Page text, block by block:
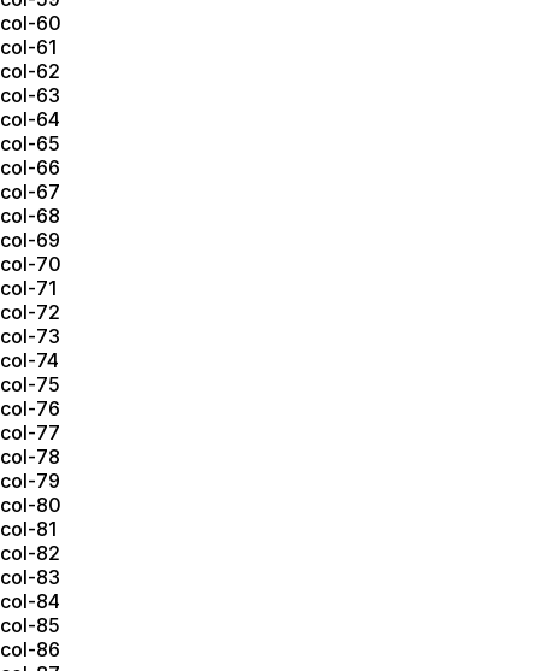
col-60
col-61
col-62
col-63
col-64
col-65
col-66
col-67
col-68
col-69
col-70
col-71
col-72
col-73
col-74
col-75
col-76
col-77
col-78
col-79
col-80
col-81
col-82
col-83
col-84
col-85
col-86